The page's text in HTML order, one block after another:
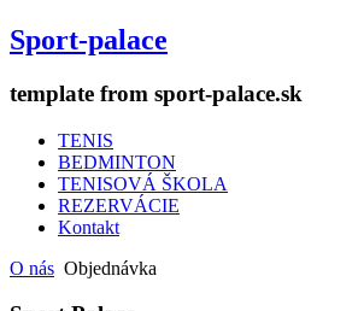
Sport-palace
template from sport-palace.sk
TENIS
BEDMINTON
TENISOVÁ ŠKOLA
REZERVÁCIE
Kontakt
O nás Objednávka